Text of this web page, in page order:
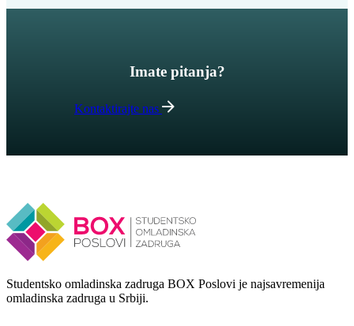
Imate pitanja?
Kontaktirajte nas
Studentsko omladinska zadruga BOX Poslovi je najsavremenija
omladinska zadruga u Srbiji.